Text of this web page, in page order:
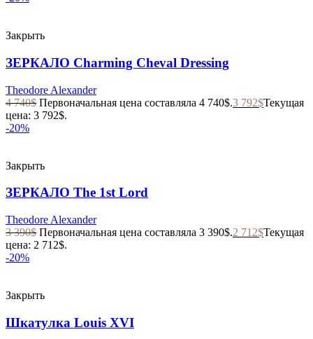
Закрыть
ЗЕРКАЛО Charming Cheval Dressing
Theodore Alexander
4 740$ Первоначальная цена составляла 4 740$.3 792$Текущая
цена: 3 792$.
-20%
Закрыть
ЗЕРКАЛО The 1st Lord
Theodore Alexander
3 390$ Первоначальная цена составляла 3 390$.2 712$Текущая
цена: 2 712$.
-20%
Закрыть
Шкатулка Louis XVI